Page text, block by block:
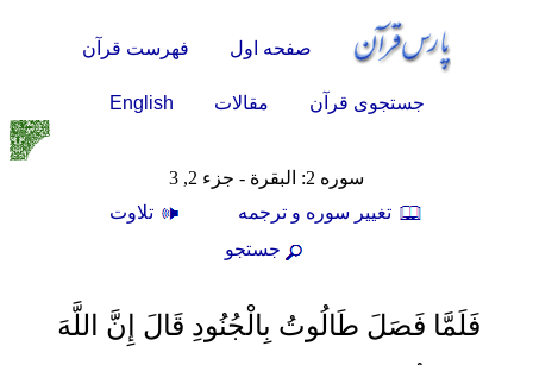
صفحه اول فهرست قرآن
جستجوی قرآن مقالات English
سوره 2: البقرة - جزء 2, 3
تغيير سوره و ترجمه
تلاوت
جستجو
فَلَمَّا فَصَلَ طَالُوتُ بِالْجُنُودِ قَالَ إِنَّ اللَّهَ